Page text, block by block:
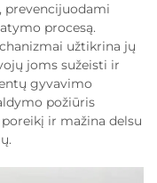
prevencijuodami
procesą.
užtikrina jų
joms sužeisti ir
gyvavimo
požiūris
ir mažina delsu